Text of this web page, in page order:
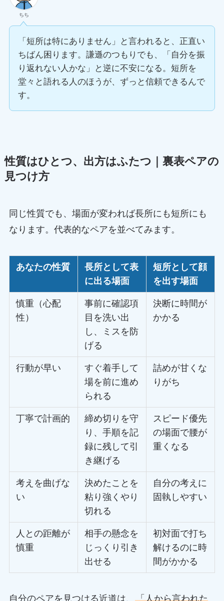
ちち
「短所は特にありません」と言われると、正直い
ちばん困ります。謙遜のつもりでも、「自分を振
り返れない人かな」と逆に不安になる。短所を
堂々と語れる人のほうが、ずっと信頼できるんで
す。
性質はひとつ、出方はふたつ｜裏表ペアの
見つけ方
同じ性質でも、場面が変われば長所にも短所にも
なります。代表的なペアを並べてみます。
あなたの性質
長所として表
に出る場面
短所として顔
を出す場面
慎重（心配
性）
事前に確認項
目を洗い出
し、ミスを防
げる
決断に時間が
かかる
行動が早い
すぐ着手して
場を前に進め
られる
詰めが甘くな
りがち
丁寧で計画的
締め切りを守
り、手順を記
録に残して引
き継げる
スピード優先
の場面で腰が
重くなる
考えを曲げな
い
決めたことを
粘り強くやり
切れる
自分の考えに
固執しやすい
人との距離が
慎重
相手の懸念を
じっくり引き
出せる
初対面で打ち
解けるのに時
間がかかる
自分のペアを見つける近道は、 「人から言われた